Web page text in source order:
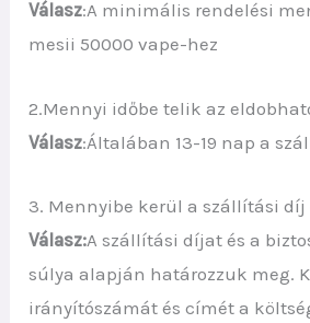
Válasz:A minimális rendelési
mesii 50000 vape-hez
2.Mennyi időbe telik az
Válasz:Általában 13-19 nap a
3. Mennyibe kerül a szállítási díj
Válasz:A szállítási díjat és a
súlya alapján határozzuk meg.
irányítószámát és címét a